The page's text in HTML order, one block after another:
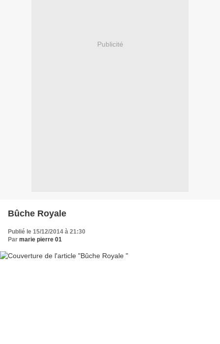
Publicité
Bûche Royale
Publié le 15/12/2014 à 21:30
Par marie pierre 01